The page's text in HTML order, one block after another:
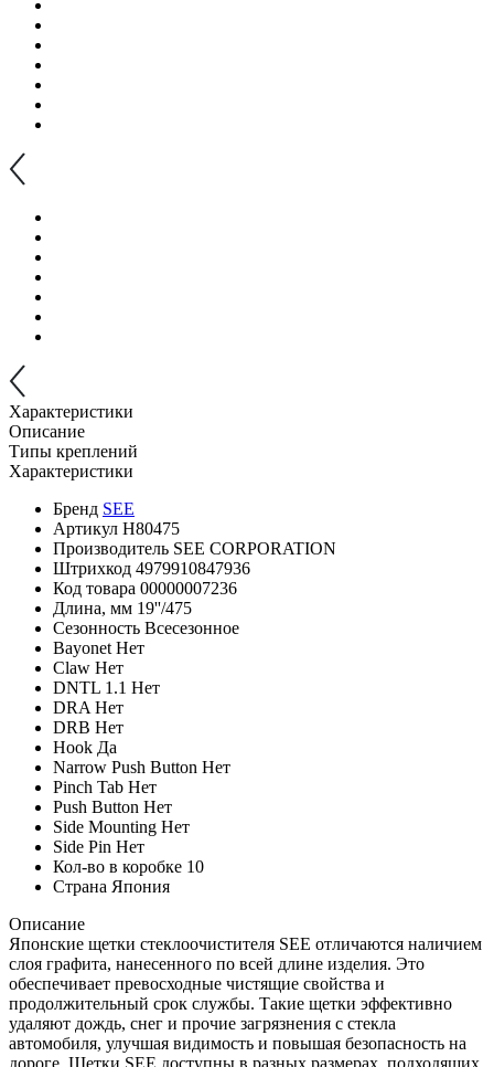
Характеристики
Описание
Типы креплений
Характеристики
Бренд SEE
Артикул H80475
Производитель SEE CORPORATION
Штрихкод 4979910847936
Код товара 00000007236
Длина, мм 19''/475
Сезонность Всесезонное
Bayonet Нет
Claw Нет
DNTL 1.1 Нет
DRA Нет
DRB Нет
Hook Да
Narrow Push Button Нет
Pinch Tab Нет
Push Button Нет
Side Mounting Нет
Side Pin Нет
Кол-во в коробке 10
Страна Япония
Описание
Японские щетки стеклоочистителя SEE отличаются наличием
слоя графита, нанесенного по всей длине изделия. Это
обеспечивает превосходные чистящие свойства и
продолжительный срок службы. Такие щетки эффективно
удаляют дождь, снег и прочие загрязнения с стекла
автомобиля, улучшая видимость и повышая безопасность на
дороге. Щетки SEE доступны в разных размерах, подходящих